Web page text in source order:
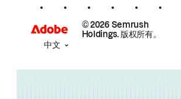
© 2026 Semrush
Holdings. 版权所有。
中文